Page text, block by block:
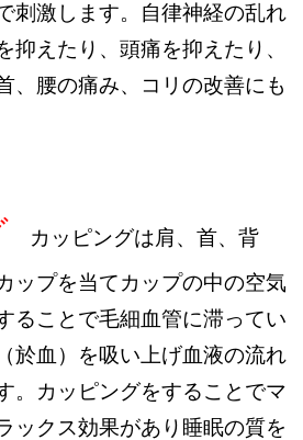
刺激します。自律神経の乱れ
抑えたり、頭痛を抑えたり、
、腰の痛み、コリの改善にも
カッピングは肩、首、背
ップを当てカップの中の空気
ることで毛細血管に滞ってい
於血）を吸い上げ血液の流れ
。カッピングをすることでマ
ックス効果があり睡眠の質を